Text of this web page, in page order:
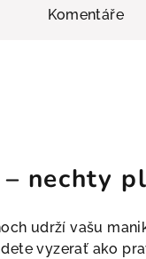
Komentáře
nechty
udrží vašu
vyzerať ako